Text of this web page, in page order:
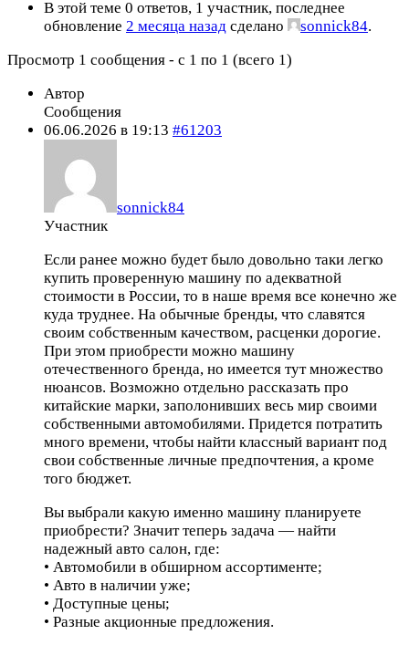
В этой теме 0 ответов, 1 участник, последнее
обновление 2 месяца назад сделано sonnick84.
Просмотр 1 сообщения - с 1 по 1 (всего 1)
Автор
Сообщения
06.06.2026 в 19:13 #61203
sonnick84
Участник
Если ранее можно будет было довольно таки легко
купить проверенную машину по адекватной
стоимости в России, то в наше время все конечно же
куда труднее. На обычные бренды, что славятся
своим собственным качеством, расценки дорогие.
При этом приобрести можно машину
отечественного бренда, но имеется тут множество
нюансов. Возможно отдельно рассказать про
китайские марки, заполонивших весь мир своими
собственными автомобилями. Придется потратить
много времени, чтобы найти классный вариант под
свои собственные личные предпочтения, а кроме
того бюджет.
Вы выбрали какую именно машину планируете
приобрести? Значит теперь задача — найти
надежный авто салон, где:
• Автомобили в обширном ассортименте;
• Авто в наличии уже;
• Доступные цены;
• Разные акционные предложения.